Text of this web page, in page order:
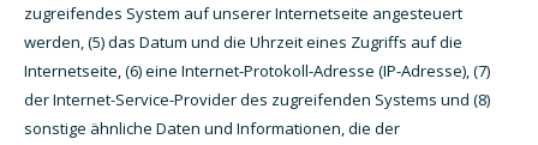
zugreifendes System auf unserer Internetseite angesteuert
werden, (5) das Datum und die Uhrzeit eines Zugriffs auf die
Internetseite, (6) eine Internet-Protokoll-Adresse (IP-Adresse), (7)
der Internet-Service-Provider des zugreifenden Systems und (8)
sonstige ähnliche Daten und Informationen, die der